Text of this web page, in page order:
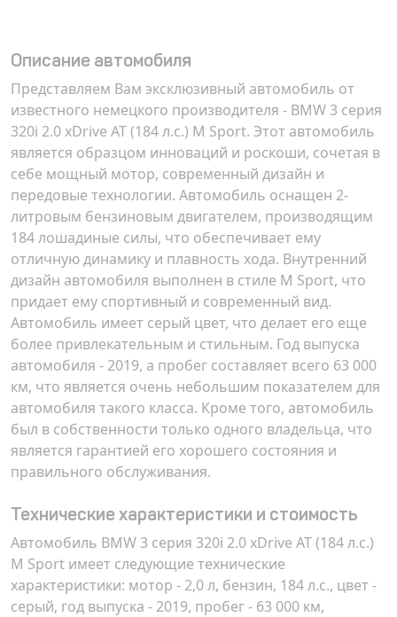
Описание автомобиля
Представляем Вам эксклюзивный автомобиль от
известного немецкого производителя - BMW 3 серия
320i 2.0 xDrive AT (184 л.с.) M Sport. Этот автомобиль
является образцом инноваций и роскоши, сочетая в
себе мощный мотор, современный дизайн и
передовые технологии. Автомобиль оснащен 2-
литровым бензиновым двигателем, производящим
184 лошадиные силы, что обеспечивает ему
отличную динамику и плавность хода. Внутренний
дизайн автомобиля выполнен в стиле M Sport, что
придает ему спортивный и современный вид.
Автомобиль имеет серый цвет, что делает его еще
более привлекательным и стильным. Год выпуска
автомобиля - 2019, а пробег составляет всего 63 000
км, что является очень небольшим показателем для
автомобиля такого класса. Кроме того, автомобиль
был в собственности только одного владельца, что
является гарантией его хорошего состояния и
правильного обслуживания.
Технические характеристики и стоимость
Автомобиль BMW 3 серия 320i 2.0 xDrive AT (184 л.с.)
M Sport имеет следующие технические
характеристики: мотор - 2,0 л, бензин, 184 л.с., цвет -
серый, год выпуска - 2019, пробег - 63 000 км,